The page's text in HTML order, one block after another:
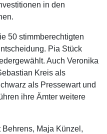
in den
50 stimmberechtigten
Pia Stück
Auch Veronika
Kreis als
als Pressewart und
ihre Ämter weitere
Behrens, Maja Künzel,